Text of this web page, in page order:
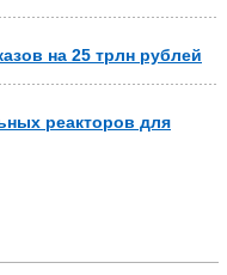
на 25 трлн рублей
реакторов для